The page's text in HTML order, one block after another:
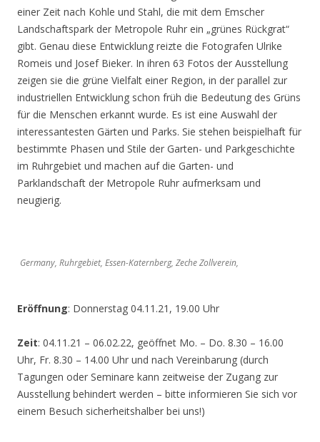
einer Zeit nach Kohle und Stahl, die mit dem Emscher
Landschaftspark der Metropole Ruhr ein „grünes Rückgrat“
gibt. Genau diese Entwicklung reizte die Fotografen Ulrike
Romeis und Josef Bieker. In ihren 63 Fotos der Ausstellung
zeigen sie die grüne Vielfalt einer Region, in der parallel zur
industriellen Entwicklung schon früh die Bedeutung des Grüns
für die Menschen erkannt wurde. Es ist eine Auswahl der
interessantesten Gärten und Parks. Sie stehen beispielhaft für
bestimmte Phasen und Stile der Garten- und Parkgeschichte
im Ruhrgebiet und machen auf die Garten- und
Parklandschaft der Metropole Ruhr aufmerksam und
neugierig.
Germany, Ruhrgebiet, Essen-Katernberg, Zeche Zollverein,
Eröffnung: Donnerstag 04.11.21, 19.00 Uhr
Zeit: 04.11.21 – 06.02.22, geöffnet Mo. – Do. 8.30 – 16.00
Uhr, Fr. 8.30 – 14.00 Uhr und nach Vereinbarung (durch
Tagungen oder Seminare kann zeitweise der Zugang zur
Ausstellung behindert werden – bitte informieren Sie sich vor
einem Besuch sicherheitshalber bei uns!)